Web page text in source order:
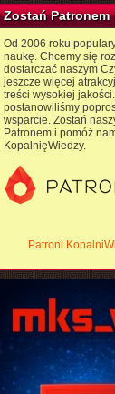
Zostań Patronem
Od 2006 roku
naukę. Chcemy się
dostarczać naszym
jeszcze więcej
treści wysokiej
postanowiliśmy
wsparcie. Zostań
Patronem i pomóż
KopalnięWiedzy.
Patroni